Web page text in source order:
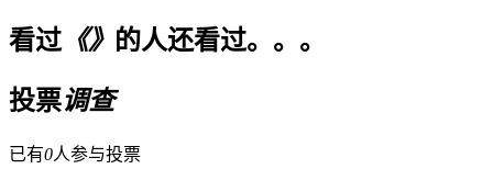
看过《》 的人还看过。。。
投票调查
已有0人参与投票